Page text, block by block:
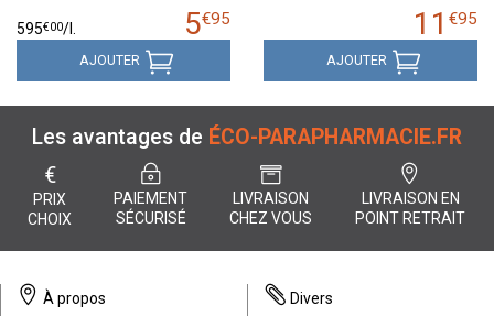
5€95
595€00/
AJOUTER
11 €95
AJOUTER
Les avantages de ÉCO-PARAPHARMACIE.FR
€
PRIX
CHOIX
PAIEMENT
SÉCURISÉ
LIVRAISON
CHEZ VOUS
LIVRAISON EN
POINT RETRAIT
À propos
Divers